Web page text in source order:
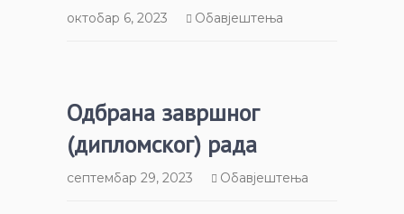
октобар 6, 2023 Обавјештења
Одбрана завршног
(дипломског) рада
септембар 29, 2023 Обавјештења